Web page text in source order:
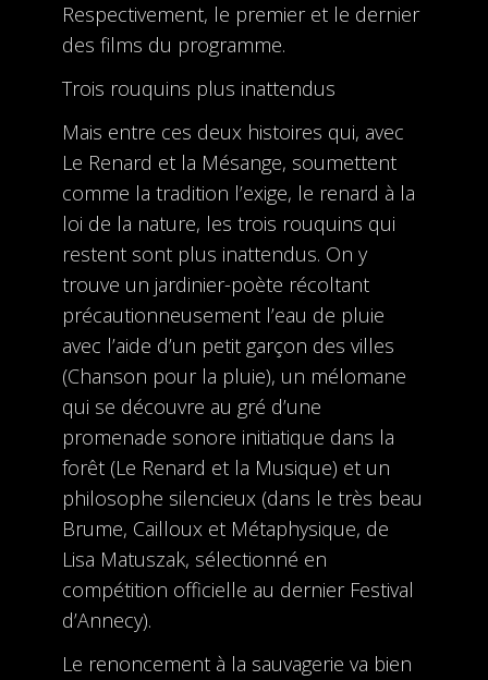
Respectivement, le premier et le dernier
des films du programme.
Trois rouquins plus inattendus
Mais entre ces deux histoires qui, avec
Le Renard et la Mésange, soumettent
comme la tradition l’exige, le renard à la
loi de la nature, les trois rouquins qui
restent sont plus inattendus. On y
trouve un jardinier-poète récoltant
précautionneusement l’eau de pluie
avec l’aide d’un petit garçon des villes
(Chanson pour la pluie), un mélomane
qui se découvre au gré d’une
promenade sonore initiatique dans la
forêt (Le Renard et la Musique) et un
philosophe silencieux (dans le très beau
Brume, Cailloux et Métaphysique, de
Lisa Matuszak, sélectionné en
compétition officielle au dernier Festival
d’Annecy).
Le renoncement à la sauvagerie va bien